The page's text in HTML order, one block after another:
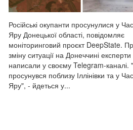
Російські окупанти просунулися у
Яру Донецької області, повідомляє
моніторинговий проєкт DeepState.
зміну ситуації на Донеччині експерти
написали у своєму Telegram-каналі.
просунувся поблизу Іллінівки та у
Яру", - йдеться у...